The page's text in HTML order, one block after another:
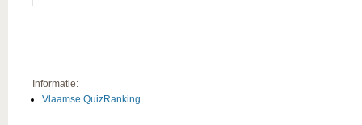
Informatie:
Vlaamse QuizRanking